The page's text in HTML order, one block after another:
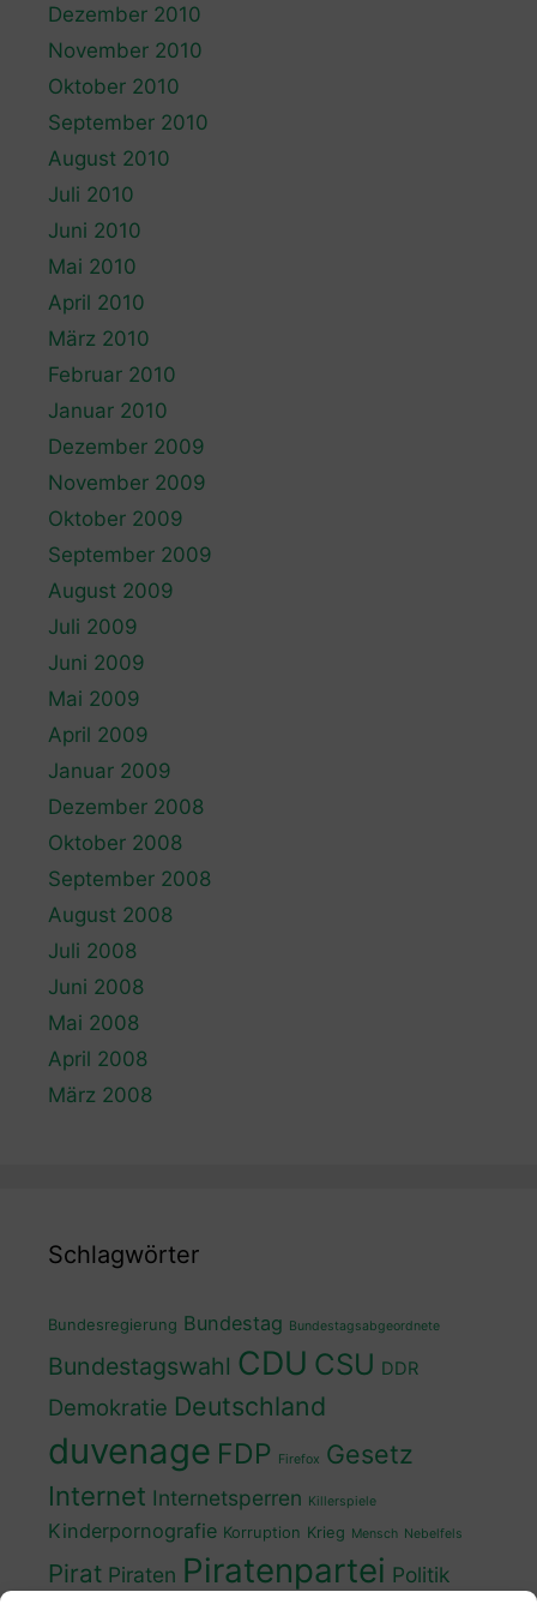
Dezember 2010
November 2010
Oktober 2010
September 2010
August 2010
Juli 2010
Juni 2010
Mai 2010
April 2010
März 2010
Februar 2010
Januar 2010
Dezember 2009
November 2009
Oktober 2009
September 2009
August 2009
Juli 2009
Juni 2009
Mai 2009
April 2009
Januar 2009
Dezember 2008
Oktober 2008
September 2008
August 2008
Juli 2008
Juni 2008
Mai 2008
April 2008
März 2008
Schlagwörter
Bundesregierung Bundestag Bundestagsabgeordnete
Bundestagswahl CDU CSU DDR
Demokratie Deutschland
duvenage FDP Firefox Gesetz
Internet Internetsperren Killerspiele
Kinderpornografie Korruption Krieg Mensch Nebelfels
Pirat Piraten Piratenpartei Politik